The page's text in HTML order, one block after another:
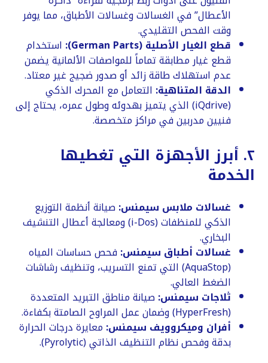
الأعطال” في الغسالات وغسالات الأطباق، مما يوفر
وقت الفحص التقليدي.
قطع الغيار الأصلية (German Parts):
استخدام
قطع غيار مطابقة تماماً للمواصفات الألمانية يضمن
عدم استهلاك طاقة زائد أو صدور ضجيج غير معتاد.
الدقة المتناهية: التعامل مع المحرك الذكي
(iQdrive) الذي يتميز بهدوئه وطول عمره، يحتاج إلى
فنيين مدربين في مراكز متخصصة.
​٢. أبرز الأجهزة التي تغطيها
الخدمة
غسالات ملابس سيمنس: صيانة أنظمة التوزيع
الذكي للمنظفات (i-Dos) ومعالجة أعطال التنشيف
البخاري.
غسالات أطباق سيمنس: فحص حساسات المياه
(AquaStop) التي تمنع التسريب، وتنظيف رشاشات
الضغط العالي.
ثلاجات سيمنس: صيانة مناطق التبريد المتعددة
(HyperFresh) وضمان عمل المراوح الصامتة بكفاءة.
أفران وميكروويف سيمنس: معايرة درجات الحرارة
بدقة وفحص نظام التنظيف الذاتي (Pyrolytic).